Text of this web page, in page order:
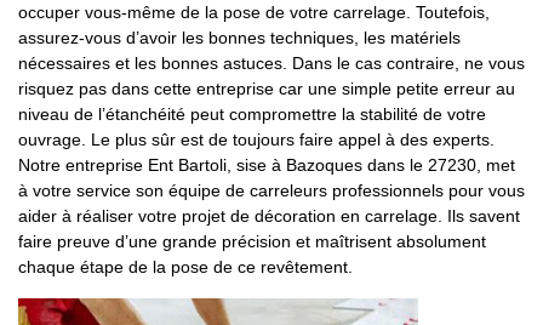
occuper vous-même de la pose de votre carrelage. Toutefois,
assurez-vous d’avoir les bonnes techniques, les matériels
nécessaires et les bonnes astuces. Dans le cas contraire, ne vous
risquez pas dans cette entreprise car une simple petite erreur au
niveau de l’étanchéité peut compromettre la stabilité de votre
ouvrage. Le plus sûr est de toujours faire appel à des experts.
Notre entreprise Ent Bartoli, sise à Bazoques dans le 27230, met
à votre service son équipe de carreleurs professionnels pour vous
aider à réaliser votre projet de décoration en carrelage. Ils savent
faire preuve d’une grande précision et maîtrisent absolument
chaque étape de la pose de ce revêtement.